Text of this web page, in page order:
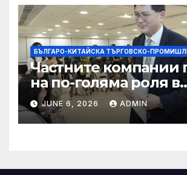
БЪЛГАРО-КИТАЙСКА ТЪРГОВСКО-
Частните компании
на по-голяма роля в
стратегическата
енергетика
JUNE 6, 2026 ADMIN